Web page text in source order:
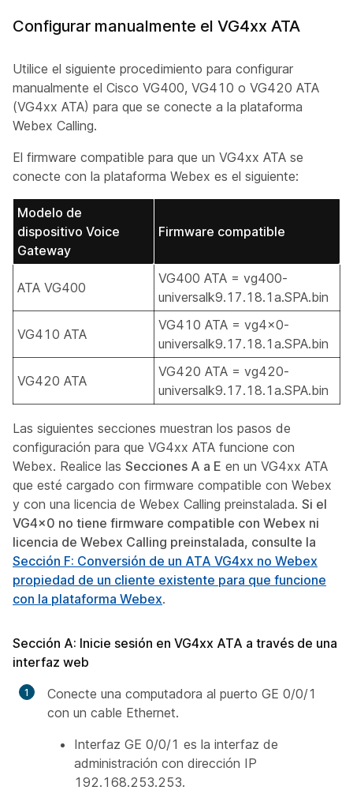
Configurar manualmente el VG4xx ATA
Utilice el siguiente procedimiento para configurar
manualmente el Cisco VG400, VG410 o VG420 ATA
(VG4xx ATA) para que se conecte a la plataforma
Webex Calling.
El firmware compatible para que un VG4xx ATA se
conecte con la plataforma Webex es el siguiente:
Modelo de
dispositivo Voice
Gateway
Firmware compatible
ATA VG400
VG400 ATA = vg400-
universalk9.17.18.1a.SPA.bin
VG410 ATA
VG410 ATA = vg4x0-
universalk9.17.18.1a.SPA.bin
VG420 ATA
VG420 ATA = vg420-
universalk9.17.18.1a.SPA.bin
Las siguientes secciones muestran los pasos de
configuración para que VG4xx ATA funcione con
Webex. Realice las Secciones A a E en un VG4xx ATA
que esté cargado con firmware compatible con Webex
y con una licencia de Webex Calling preinstalada. Si el
VG4x0 no tiene firmware compatible con Webex ni
licencia de Webex Calling preinstalada, consulte la
Sección F: Conversión de un ATA VG4xx no Webex
propiedad de un cliente existente para que funcione
con la plataforma Webex.
Sección A: Inicie sesión en VG4xx ATA a través de una
interfaz web
Conecte una computadora al puerto GE 0/0/1
con un cable Ethernet.
Interfaz GE 0/0/1 es la interfaz de
administración con dirección IP
192.168.253.253.